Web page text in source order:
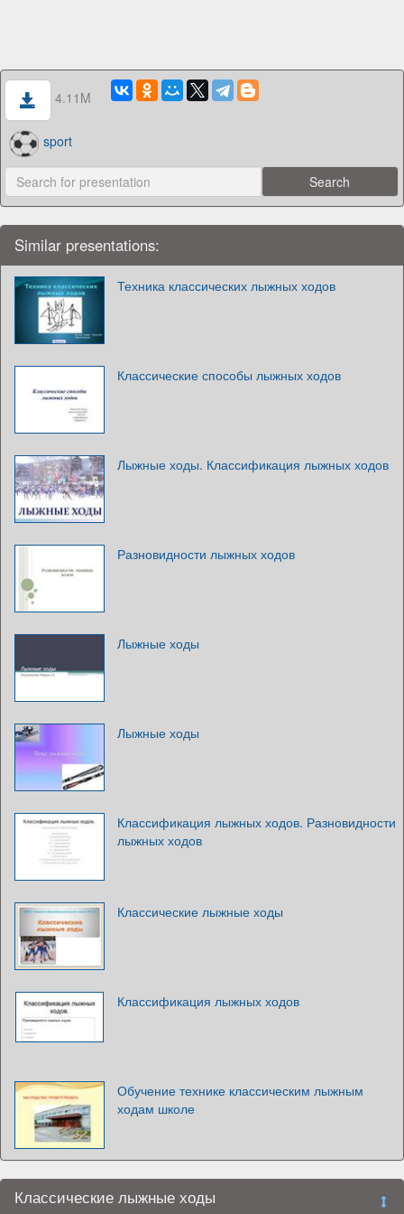
4.11M
sport
Similar presentations:
Техника классических лыжных ходов
Классические способы лыжных ходов
Лыжные ходы. Классификация лыжных ходов
Разновидности лыжных ходов
Лыжные ходы
Лыжные ходы
Классификация лыжных ходов. Разновидности
лыжных ходов
Классические лыжные ходы
Классификация лыжных ходов
Обучение технике классическим лыжным
ходам школе
Классические лыжные ходы